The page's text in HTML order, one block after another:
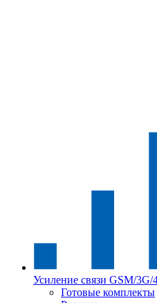
Усиление связи GSM/3G/
Готовые комплекты